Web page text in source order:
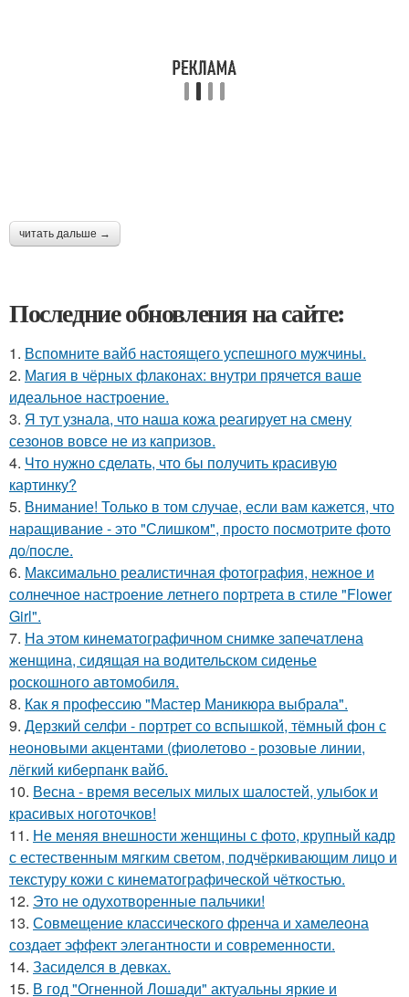
читать дальше →
Последние обновления на сайте:
1. Вспомните вайб настоящего успешного мужчины.
2. Магия в чёрных флаконах: внутри прячется ваше
идеальное настроение.
3. Я тут узнала, что наша кожа реагирует на смену
сезонов вовсе не из капризов.
4. Что нужно сделать, что бы получить красивую
картинку?
5. Внимание! Только в том случае, если вам кажется, что
наращивание - это "Слишком", просто посмотрите фото
до/после.
6. Максимально реалистичная фотография, нежное и
солнечное настроение летнего портрета в стиле "Flower
Girl".
7. На этом кинематографичном снимке запечатлена
женщина, сидящая на водительском сиденье
роскошного автомобиля.
8. Как я профессию "Мастер Маникюра выбрала".
9. Дерзкий селфи - портрет со вспышкой, тёмный фон с
неоновыми акцентами (фиолетово - розовые линии,
лёгкий киберпанк вайб.
10. Весна - время веселых милых шалостей, улыбок и
красивых ноготочков!
11. Не меняя внешности женщины с фото, крупный кадр
с естественным мягким светом, подчёркивающим лицо и
текстуру кожи с кинематографической чёткостью.
12. Это не одухотворенные пальчики!
13. Совмещение классического френча и хамелеона
создает эффект элегантности и современности.
14. Засиделся в девках.
15. В год "Огненной Лошади" актуальны яркие и